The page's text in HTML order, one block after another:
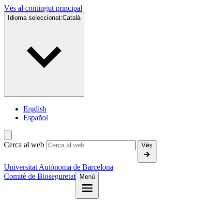
Vés al contingut principal
Idioma seleccionat:Català
English
Español
Cerca al web Vés
Universitat Autònoma de Barcelona
Comitè de Bioseguretat
Menú